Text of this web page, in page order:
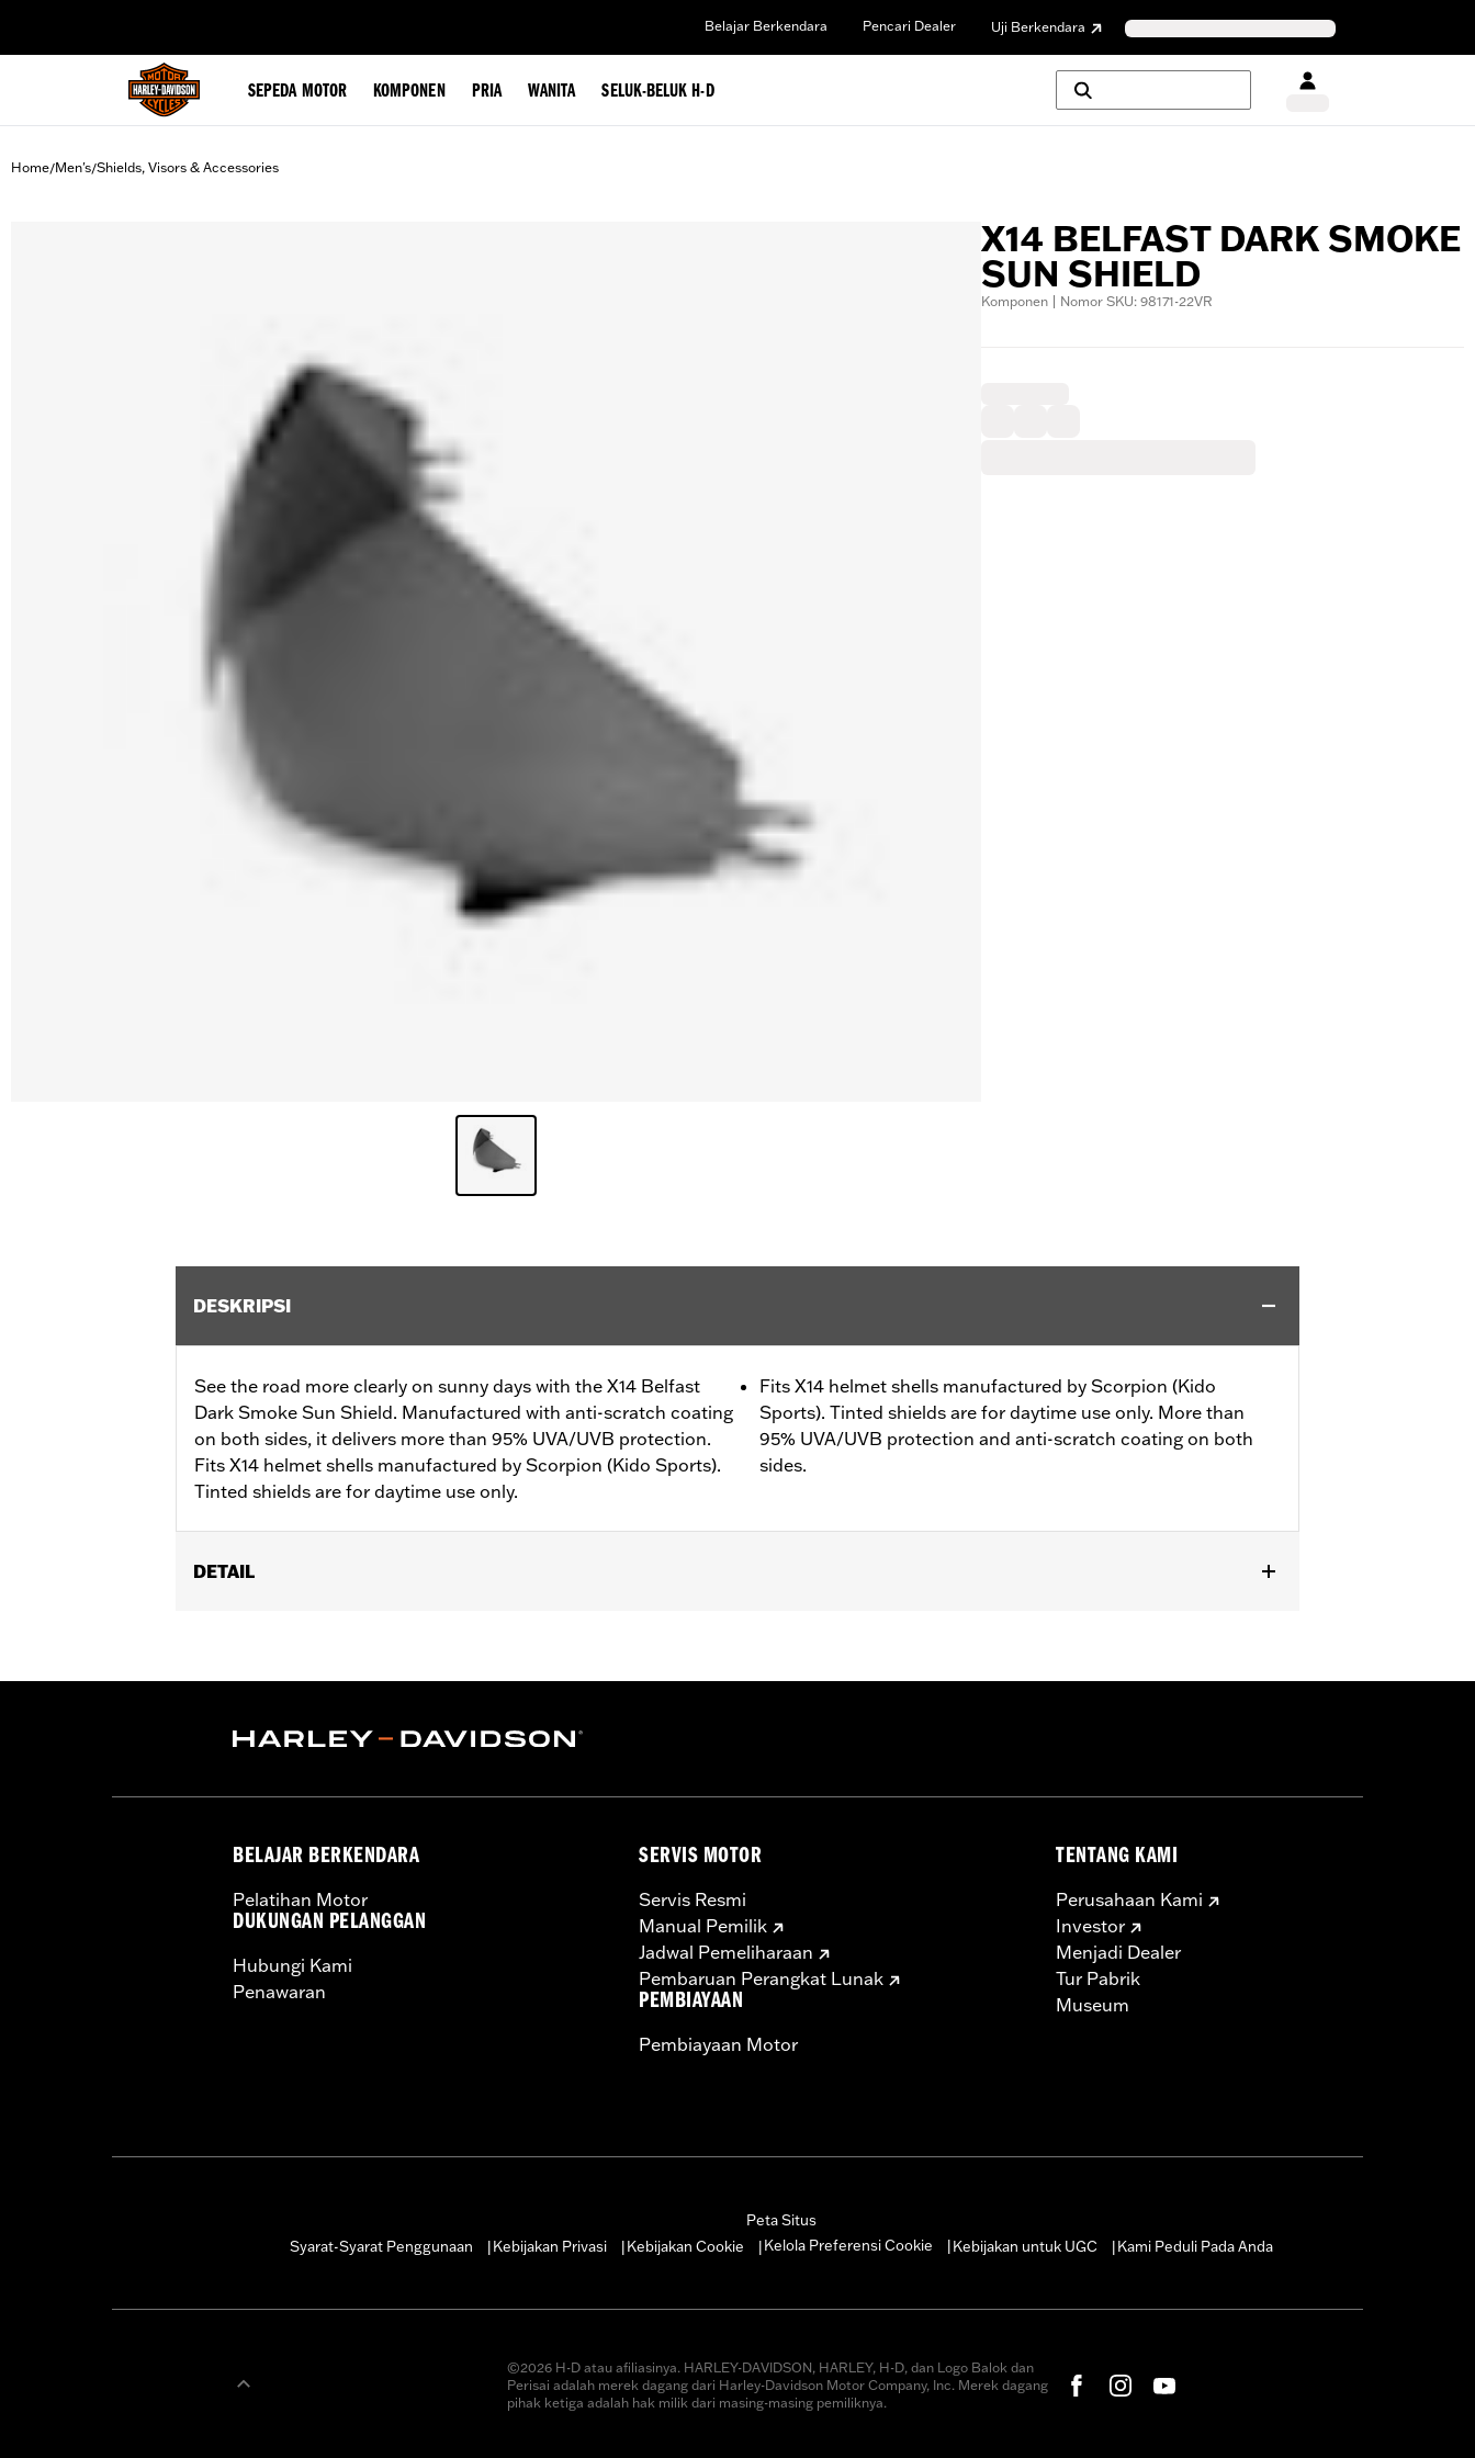
Belajar Berkendara Pencari Dealer Uji Berkendara
SEPEDA MOTOR KOMPONEN PRIA WANITA SELUK-BELUK H-D
Home/Men's/Shields, Visors & Accessories
X14 BELFAST DARK SMOKE
SUN SHIELD
Komponen | Nomor SKU: 98171-22VR
DESKRIPSI
See the road more clearly on sunny days with the X14 Belfast
Dark Smoke Sun Shield. Manufactured with anti-scratch coating
on both sides, it delivers more than 95% UVA/UVB protection.
Fits X14 helmet shells manufactured by Scorpion (Kido Sports).
Tinted shields are for daytime use only.
Fits X14 helmet shells manufactured by Scorpion (Kido
Sports). Tinted shields are for daytime use only. More than
95% UVA/UVB protection and anti-scratch coating on both
sides.
DETAIL
Origin:Imported
BELAJAR BERKENDARA
Pelatihan Motor
DUKUNGAN PELANGGAN
Hubungi Kami
Penawaran
SERVIS MOTOR
Servis Resmi
Manual Pemilik
Jadwal Pemeliharaan
Pembaruan Perangkat Lunak
PEMBIAYAAN
Pembiayaan Motor
TENTANG KAMI
Perusahaan Kami
Investor
Menjadi Dealer
Tur Pabrik
Museum
Peta Situs
Syarat-Syarat Penggunaan
Kebijakan Privasi Kebijakan Cookie Kelola Preferensi Cookie Kebijakan untuk UGC Kami Peduli Pada Anda
©2026 H-D atau afiliasinya. HARLEY-DAVIDSON, HARLEY, H-D, dan Logo Balok dan
Perisai adalah merek dagang dari Harley-Davidson Motor Company, Inc. Merek dagang
pihak ketiga adalah hak milik dari masing-masing pemiliknya.